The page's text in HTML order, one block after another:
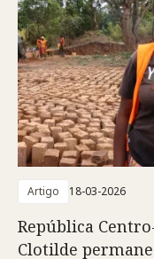
Artigo 18-03-2026
República
Clotilde